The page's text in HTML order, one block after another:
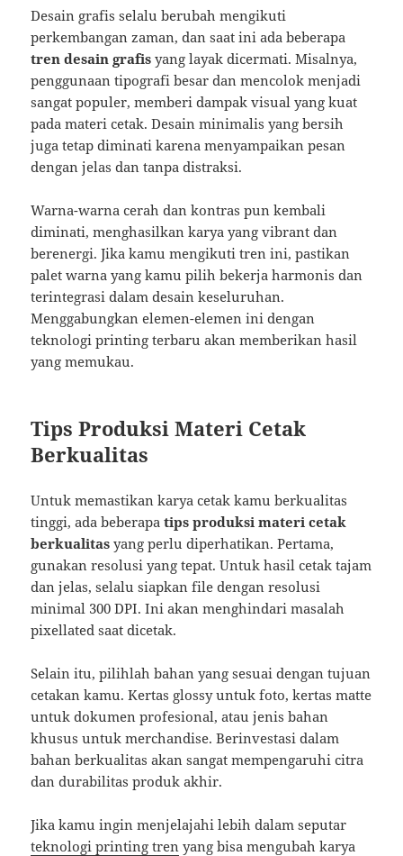
Desain grafis selalu berubah mengikuti
perkembangan zaman, dan saat ini ada beberapa
tren desain grafis yang layak dicermati. Misalnya,
penggunaan tipografi besar dan mencolok menjadi
sangat populer, memberi dampak visual yang kuat
pada materi cetak. Desain minimalis yang bersih
juga tetap diminati karena menyampaikan pesan
dengan jelas dan tanpa distraksi.
Warna-warna cerah dan kontras pun kembali
diminati, menghasilkan karya yang vibrant dan
berenergi. Jika kamu mengikuti tren ini, pastikan
palet warna yang kamu pilih bekerja harmonis dan
terintegrasi dalam desain keseluruhan.
Menggabungkan elemen-elemen ini dengan
teknologi printing terbaru akan memberikan hasil
yang memukau.
Tips Produksi Materi Cetak
Berkualitas
Untuk memastikan karya cetak kamu berkualitas
tinggi, ada beberapatips produksi materi cetak
berkualitas yang perlu diperhatikan. Pertama,
gunakan resolusi yang tepat. Untuk hasil cetak tajam
dan jelas, selalu siapkan file dengan resolusi
minimal 300 DPI. Ini akan menghindari masalah
pixellated saat dicetak.
Selain itu, pilihlah bahan yang sesuai dengan tujuan
cetakan kamu. Kertas glossy untuk foto, kertas matte
untuk dokumen profesional, atau jenis bahan
khusus untuk merchandise. Berinvestasi dalam
bahan berkualitas akan sangat mempengaruhi citra
dan durabilitas produk akhir.
Jika kamu ingin menjelajahi lebih dalam seputar
teknologi printing tren yang bisa mengubah karya